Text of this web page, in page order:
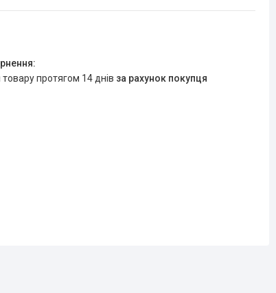
товару протягом 14 днів за рахунок покупця